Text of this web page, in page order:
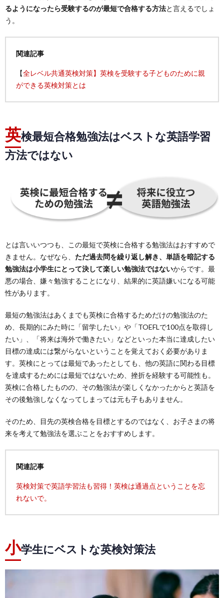
るようになったら受験するのが最短で合格する方法と言えるでしょ
う。
関連記事
【全レベル共通英検対策】英検を受験する子どものために親
ができる英検対策とは
英検最短合格勉強法はベストな英語学習
方法ではない
とは言いいつつも、この最短で英検に合格する勉強法はおすすめで
きません。なぜなら、 ただ過去問を繰り返し解き、単語を暗記する
勉強法は小学生にとって決して楽しい勉強法ではないからです。最
悪の場合、嫌々勉強することになり、結果的に英語嫌いになる可能
性があります。
最短の勉強法はあくまでも英検に合格するためだけの勉強法のた
め、長期的にみた時に「留学したい」や「TOEFLで100点を取得し
たい」、「将来は海外で働きたい」などといった本当に達成したい
目標の達成には繋がらないということを覚えておく必要がありま
す。英検にとっては最短であったとしても、他の英語に関わる目標
を達成するためには最短ではないため、挫折を経験する可能性も。
英検に合格したものの、その勉強法が楽しくなかったからと英語を
その後勉強しなくなってしまっては元も子もありません。
そのため、目先の英検合格を目標とするのではなく、お子さまの将
来を考えて勉強法を選ぶことをおすすめします。
関連記事
英検対策で英語学習法も習得！英検は通過点ということを忘
れないで。
小学生にベストな英検対策法